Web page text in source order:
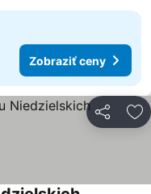
Zobraziť ceny
Zdieľať